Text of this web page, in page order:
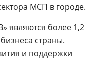
МСП в городе.
являются более 1,2
страны.
и поддержки